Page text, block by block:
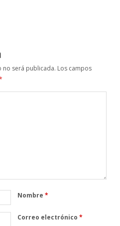
no será publicada. Los campos
Nombre*
Correo electrónico*